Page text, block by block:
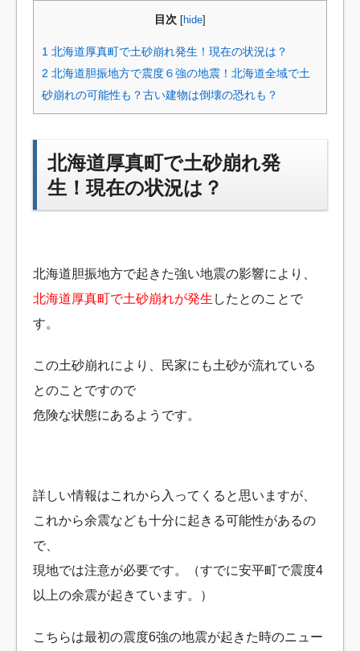
目次 hide
1 北海道厚真町で土砂崩れ発生！現在の状況は？
2 北海道胆振地方で震度６強の地震！北海道全域で土
砂崩れの可能性も？古い建物は倒壊の恐れも？
北海道厚真町で土砂崩れ発
生！現在の状況は？
北海道胆振地方で起きた強い地震の影響により、
北海道厚真町で土砂崩れが発生 したとのことで
す。
この土砂崩れにより、民家にも土砂が流れている
とのことですので
危険な状態にあるようです。
詳しい情報はこれから入ってくると思いますが、
これから余震なども十分に起きる可能性があるの
で、
現地では注意が必要です。（すでに安平町で震度4
以上の余震が起きています。）
こちらは最初の震度6強の地震が起きた時のニュー